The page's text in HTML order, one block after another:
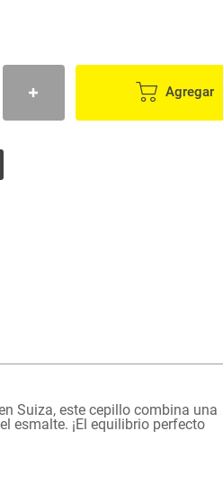
Agregar
Suiza, este cepillo combina una
esmalte. ¡El equilibrio perfecto